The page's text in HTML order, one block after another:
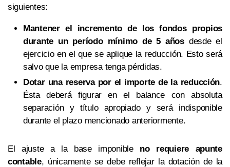
siguientes:
Mantener el incremento de los fondos propios
durante un período mínimo de 5 años desde el
ejercicio en el que se aplique la reducción. Esto será
salvo que la empresa tenga pérdidas.
Dotar una reserva por el importe de la reducción.
Ésta deberá figurar en el balance con absoluta
separación y título apropiado y será indisponible
durante el plazo mencionado anteriormente.
El ajuste a la base imponible no requiere apunte
contable, únicamente se debe reflejar la dotación de la